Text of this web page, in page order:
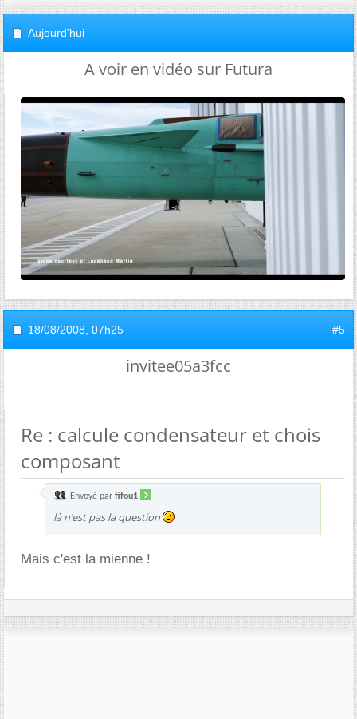
Aujourd'hui
A voir en vidéo sur Futura
18/08/2008, 07h25 #5
invitee05a3fcc
Re : calcule condensateur et chois
composant
Envoyé par fifou1
là n’est pas la question
Mais c'est la mienne !